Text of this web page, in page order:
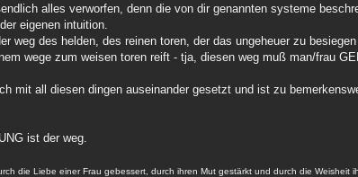
alles verworfen, denn die von dir genannten systeme
eigenen intuition.
weg des helden, des reinen toren, der das ungeheuer zu
wege zum weisen toren reift - tja, diesen weg muß man/frau
mit all diesen dingen auseinander gesetzt und ist zu
ist der weg.
die Liebe einer Frau gebessert, durch ihren Mut gestärkt und durch die Weisheit